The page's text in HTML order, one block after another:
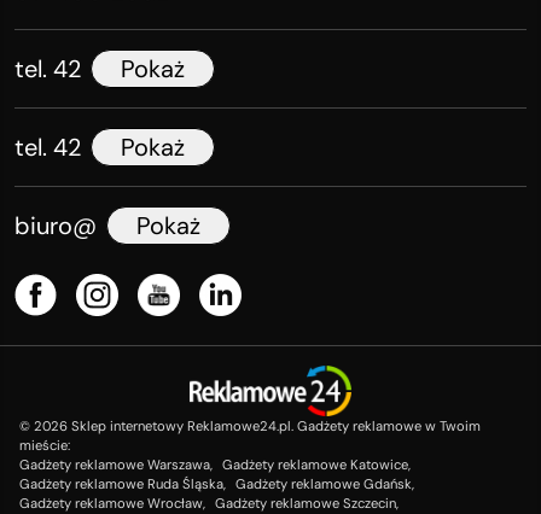
tel. 42 Pokaż
tel. 42 Pokaż
biuro@ Pokaż
© 2026 Sklep internetowy Reklamowe24.pl. Gadżety reklamowe w Twoim
mieście:
Gadżety reklamowe Warszawa, Gadżety reklamowe Katowice,
Gadżety reklamowe Ruda Śląska, Gadżety reklamowe Gdańsk,
Gadżety reklamowe Wrocław, Gadżety reklamowe Szczecin,